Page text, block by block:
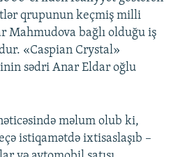
qrupunun keçmiş milli
Mahmudova bağlı olduğu iş
«Caspian Crystal»
sədri Anar Eldar oğlu
məlum olub ki,
istiqamətdə ixtisaslaşıb –